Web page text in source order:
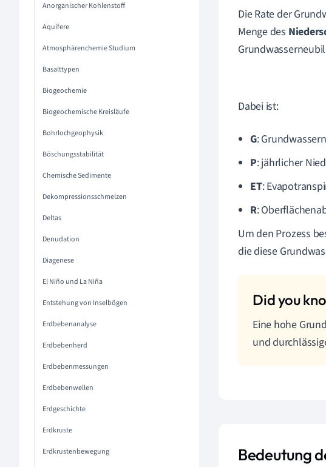
Anorganischer Kohlenstoff
Aquifere
Atmosphärenchemie Studium
Basalttypen
Biogeochemie
Biogeochemische Kreisläufe
Bohrlochgeophysik
Böschungsstabilität
Chemische Sedimente
Dekompressionsschmelzen
Deltas
Denudation
Diagenese
El Niño und La Niña
Entstehung von Inselbögen
Erdbebenanalyse
Erdbebenherd
Erdbebenmessungen
Erdbebenwellen
Erdgeschichte
Erdkruste
Erdkrustenbewegung
Die Rate der
Menge des
Dabei ist:
G:
P: jährlicher
ET:
R:
Um den Prozess
die diese
Eine hohe
und
Bedeutung